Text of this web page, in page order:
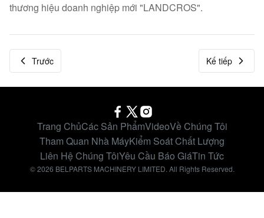
thương hiệu doanh nghiệp mới "LANDCROS".
Trước Kế tiếp
Trang ChủCác Sản PhẩmVideoVề Chúng Tôi
Tham Quan Nhà MáyKiểm Soát Chất Lượng
Liên Hệ Chúng TôiYêu Cầu Báo GiáTin Tức
© 2026 BELPARTS MACHINERY LIMITED. All Rights Reserved.